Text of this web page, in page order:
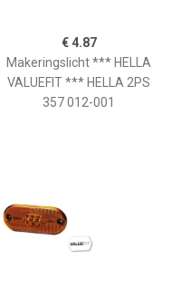
€ 4.87
Makeringslicht *** HELLA
VALUEFIT *** HELLA 2PS
357 012-001